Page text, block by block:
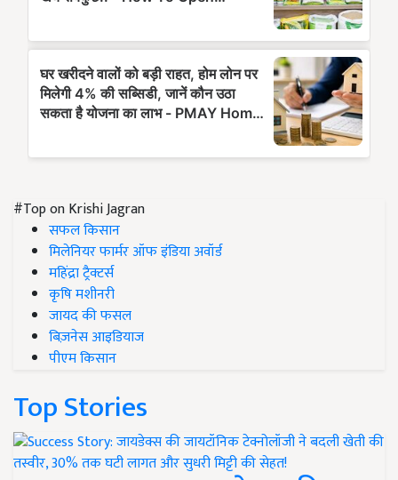
#Top on Krishi Jagran
सफल किसान
मिलेनियर फार्मर ऑफ इंडिया अवॉर्ड
महिंद्रा ट्रैक्टर्स
कृषि मशीनरी
जायद की फसल
बिज़नेस आइडियाज
पीएम किसान
Top Stories